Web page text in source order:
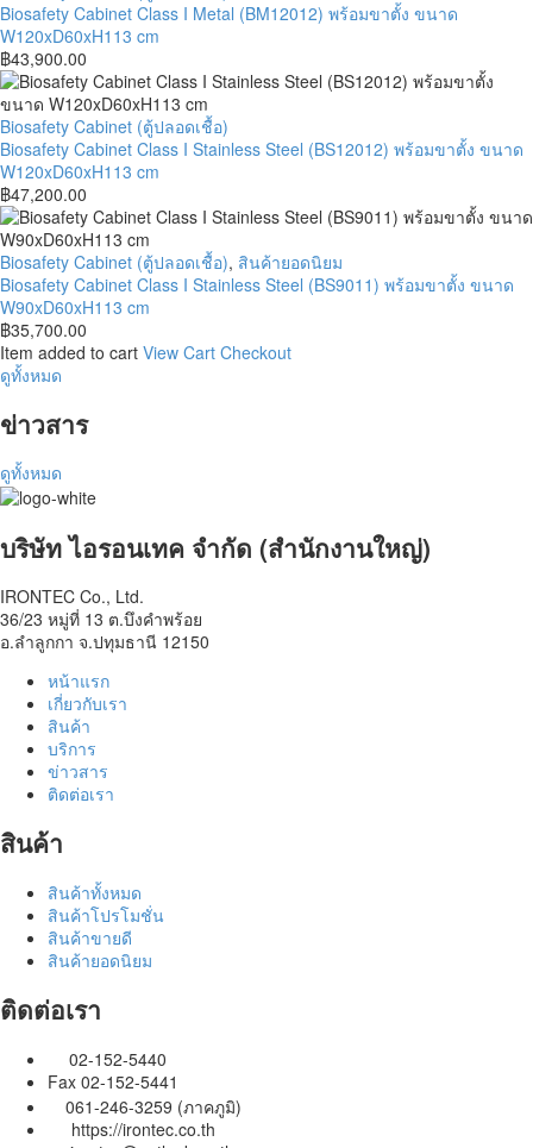
ขา
ตั้ง
ขนาด
W120xD60xH113
cm
Cabinet
Class
I
Metal
(BM12012)
พร้อม
ขา
ตั้ง ขนาด
W120xD60xH113
cm
Biosafety Cabinet Class I Metal (BM12012) พร้อมขาตั้ง ขนาด
W120xD60xH113 cm
฿43,900.00
Biosafety
Cabinet
Class
I
Stainless
Steel
(BS12012)
พร้อม
ขา
ตั้ง
ขนาด
W120xD60xH113
Biosafety Cabinet (ตู้ปลอดเชื้อ)
Biosafety Cabinet Class I Stainless Steel (BS12012) พร้อมขาตั้ง ขนาด
W120xD60xH113 cm
฿47,200.00
Biosafety
Cabinet
Class
I
Stainless
Steel
พร้อม
ขา
ตั้ง
ขนาด
W90xD60xH113
cm
Biosafety Cabinet (ตู้ปลอดเชื้อ), สินค้ายอดนิยม
Biosafety Cabinet Class I Stainless Steel (BS9011) พร้อมขาตั้ง ขนาด
W90xD60xH113 cm
฿35,700.00
Item added to cart View Cart Checkout
ดูทั้งหมด
ข่าวสาร
ดูทั้งหมด
บริษัท ไอรอนเทค จำกัด (สำนักงานใหญ่)
IRONTEC Co., Ltd.
36/23 หมู่ที่ 13 ต.บึงคำพร้อย
อ.ลำลูกกา จ.ปทุมธานี 12150
หน้าแรก
เกี่ยวกับเรา
สินค้า
บริการ
ข่าวสาร
ติดต่อเรา
สินค้า
สินค้าทั้งหมด
สินค้าโปรโมชั่น
สินค้าขายดี
สินค้ายอดนิยม
ติดต่อเรา
02-152-5440
Fax 02-152-5441
061-246-3259 (ภาคภูมิ)
https://irontec.co.th